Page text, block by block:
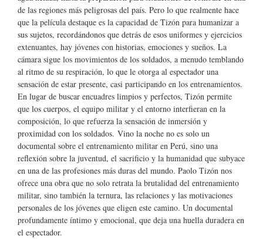
de las regiones más peligrosas del país. Pero lo que realmente hace
que la película destaque es la capacidad de Tizón para humanizar a
sus sujetos, recordándonos que detrás de esos uniformes y ejercicios
extenuantes, hay jóvenes con historias, emociones y sueños. La
cámara sigue los movimientos de los soldados, a menudo temblando
al ritmo de su respiración, lo que le otorga al espectador una
sensación de estar presente, casi participando en los entrenamientos.
En lugar de buscar encuadres limpios y perfectos, Tizón permite
que los cuerpos, el equipo militar y el entorno interfieran en la
composición, lo que refuerza la sensación de inmersión y
proximidad con los soldados. Vino la noche no es solo un
documental sobre el entrenamiento militar en Perú, sino una
reflexión sobre la juventud, el sacrificio y la humanidad que subyace
en una de las profesiones más duras del mundo. Paolo Tizón nos
ofrece una obra que no solo retrata la brutalidad del entrenamiento
militar, sino también la ternura, las relaciones y las motivaciones
personales de los jóvenes que eligen este camino. Un documental
profundamente íntimo y emocional, que deja una huella duradera en
el espectador.